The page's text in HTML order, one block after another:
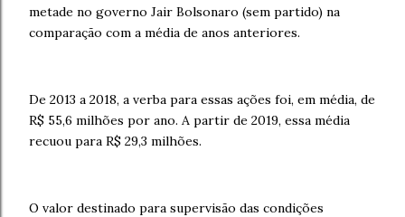
metade no governo Jair Bolsonaro (sem partido) na
comparação com a média de anos anteriores.
De 2013 a 2018, a verba para essas ações foi, em média, de
R$ 55,6 milhões por ano. A partir de 2019, essa média
recuou para R$ 29,3 milhões.
O valor destinado para supervisão das condições